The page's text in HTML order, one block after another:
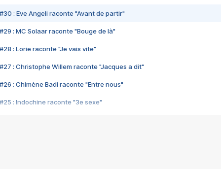
#30 : Eve Angeli raconte "Avant de partir"
#29 : MC Solaar raconte "Bouge de là"
#28 : Lorie raconte "Je vais vite"
#27 : Christophe Willem raconte "Jacques a dit"
#26 : Chimène Badi raconte "Entre nous"
#25 : Indochine raconte "3e sexe"